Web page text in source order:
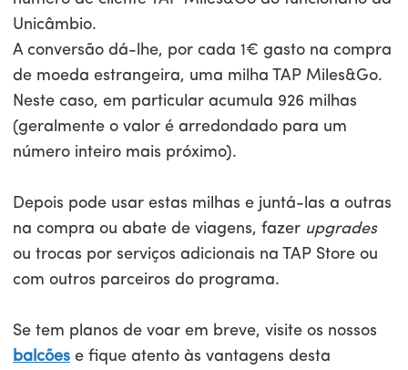
Unicâmbio.
A conversão dá-lhe, por cada 1€ gasto na compra
de moeda estrangeira, uma milha TAP Miles&Go.
Neste caso, em particular acumula 926 milhas
(geralmente o valor é arredondado para um
número inteiro mais próximo).
Depois pode usar estas milhas e juntá-las a outras
na compra ou abate de viagens, fazer upgrades
ou trocas por serviços adicionais na TAP Store ou
com outros parceiros do programa.
Se tem planos de voar em breve, visite os nossos
balcões e fique atento às vantagens desta